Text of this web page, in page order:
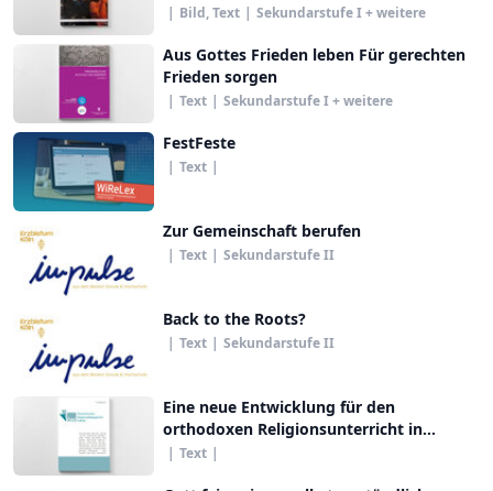
| Bild, Text | Sekundarstufe I + weitere
Aus Gottes Frieden leben Für gerechten
Frieden sorgen
| Text | Sekundarstufe I + weitere
FestFeste
| Text |
Zur Gemeinschaft berufen
| Text | Sekundarstufe II
Back to the Roots?
| Text | Sekundarstufe II
Eine neue Entwicklung für den
orthodoxen Religionsunterricht in
Österreich
| Text |